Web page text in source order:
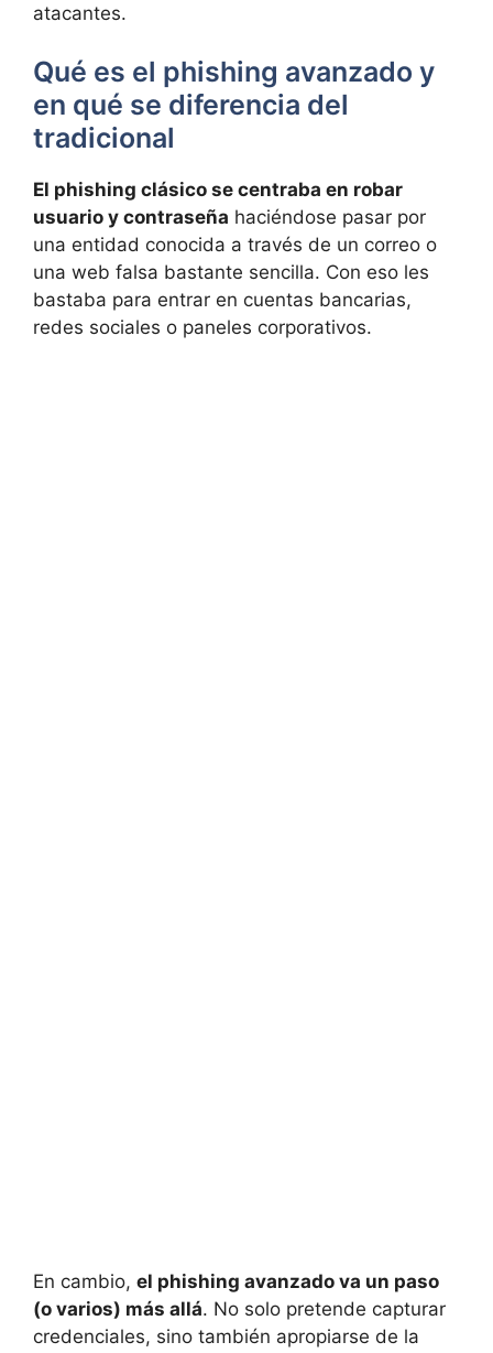
atacantes.
Qué es el phishing avanzado y
en qué se diferencia del
tradicional
El phishing clásico se centraba en robar
usuario y contraseña haciéndose pasar por
una entidad conocida a través de un correo o
una web falsa bastante sencilla. Con eso les
bastaba para entrar en cuentas bancarias,
redes sociales o paneles corporativos.
En cambio, el phishing avanzado va un paso
(o varios) más allá. No solo pretende capturar
credenciales, sino también apropiarse de la